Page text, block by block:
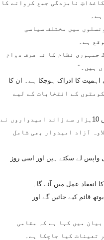
نامزدگی جمع کروانے کا
ہے کہ صوبہ خیبرپختونخوا کی 92یونین اور 92تحصیل کونسلوں میں مختلف سیاسی
ہے۔
جمہوری نظام کا نہ صرف دوام
ہیں۔‘‘
اہمیت کا ادراک ہوچکا ہے۔ ان کا
سطح پر مقامی حکومتوں کے انتخابات کے لیے
پیر مقبول احمد نے کہا:’’ اس رجحان سے دنیا بھر میںیہ مثبت پیغام جائے گا کہ ضلع بھر میں 10ہزار سے زائد امیدواروں نے
آزاد امیدوار بھی شامل
تک اپنے کاغذاتِ نامزدگی واپس لے سکتے ہیں اور اسی روز
ہونے والی دستاویزات کے مطابق ضلع پشاور میں 2890پولنگ بوتھ قائم کیے جائیں گے اور
میں کہا ہے کہ مقامی
تعینات کیا جاچکا ہے۔